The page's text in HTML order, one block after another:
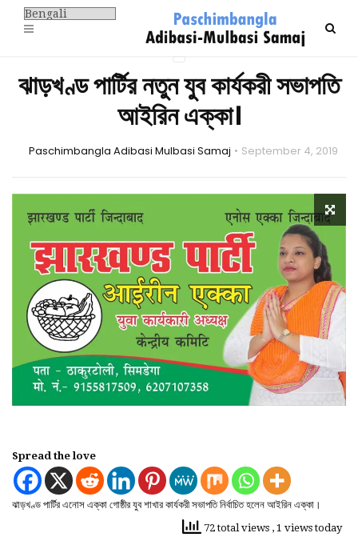
ঝাড়খণ্ড পার্টির নতুন যুব কার্যকরী সভাপতি
আইরিন এক্কা।
Paschimbangla Adibasi Mulbasi Samaj September 4, 2019
Spread the love
ঝাড়খণ্ড পার্টির এনোস এক্কা গোষ্ঠীর যুব শাখার কার্যকরী সভাপতি নির্বাচিত হলেন আইরিন এক্কা।
72 total views , 1 views today